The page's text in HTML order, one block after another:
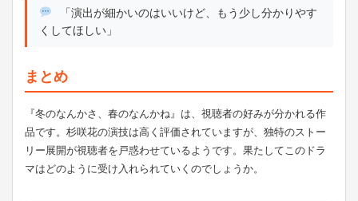
「演出が細かいのはいいけど、もう少し分かりやす
くしてほしい」
まとめ
『冬のなんかさ、春のなんかね』は、視聴者の好みが分かれる作
品です。杉咲花の演技は高く評価されていますが、独特のストー
リー展開が視聴者を戸惑わせているようです。果たしてこのドラ
マはどのように受け入れられていくのでしょうか。